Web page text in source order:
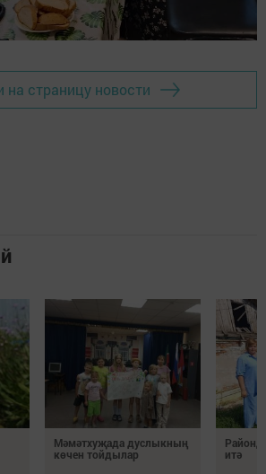
на страницу новости
Мәмәтхуҗада дуслыкның
көчен тойдылар
итә